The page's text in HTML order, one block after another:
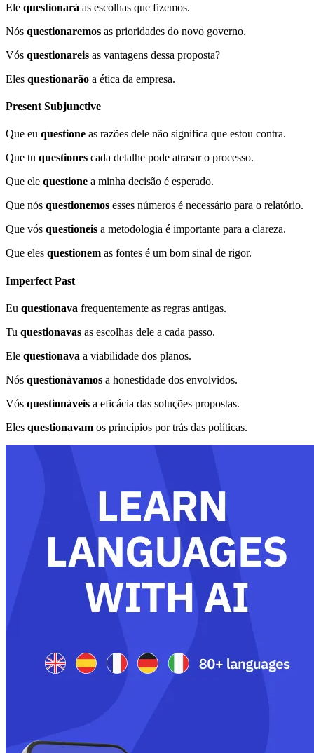
Ele questionará as escolhas que fizemos.
Nós questionaremos as prioridades do novo governo.
Vós questionareis as vantagens dessa proposta?
Eles questionarão a ética da empresa.
Present Subjunctive
Que eu questione as razões dele não significa que estou contra.
Que tu questiones cada detalhe pode atrasar o processo.
Que ele questione a minha decisão é esperado.
Que nós questionemos esses números é necessário para o relatório.
Que vós questioneis a metodologia é importante para a clareza.
Que eles questionem as fontes é um bom sinal de rigor.
Imperfect Past
Eu questionava frequentemente as regras antigas.
Tu questionavas as escolhas dele a cada passo.
Ele questionava a viabilidade dos planos.
Nós questionávamos a honestidade dos envolvidos.
Vós questionáveis a eficácia das soluções propostas.
Eles questionavam os princípios por trás das políticas.